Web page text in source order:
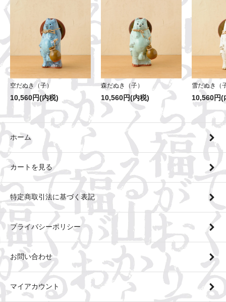
空だぬき（子）
10,560円(内税)
森だぬき（子）
10,560円(内税)
雪だぬき（
10,560円(
ホーム
カートを見る
特定商取引法に基づく表記
プライバシーポリシー
お問い合わせ
マイアカウント